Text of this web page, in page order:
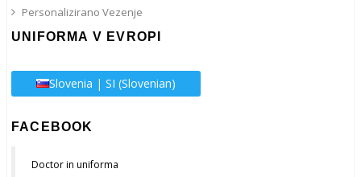
Personalizirano Vezenje
UNIFORMA V EVROPI
Slovenia | SI (Slovenian)
FACEBOOK
Doctor in uniforma